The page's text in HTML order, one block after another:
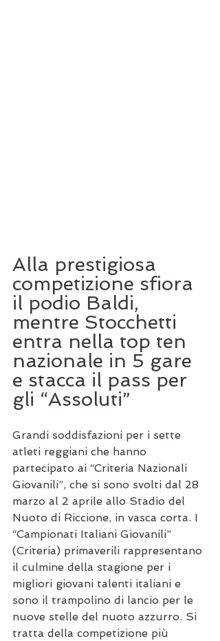
Alla prestigiosa
competizione sfiora
il podio Baldi,
mentre Stocchetti
entra nella top ten
nazionale in 5 gare
e stacca il pass per
gli “Assoluti”
Grandi soddisfazioni per i sette
atleti reggiani che hanno
partecipato ai “Criteria Nazionali
Giovanili”, che si sono svolti dal 28
marzo al 2 aprile allo Stadio del
Nuoto di Riccione, in vasca corta. I
“Campionati Italiani Giovanili”
(Criteria) primaverili rappresentano
il culmine della stagione per i
migliori giovani talenti italiani e
sono il trampolino di lancio per le
nuove stelle del nuoto azzurro. Si
tratta della competizione più